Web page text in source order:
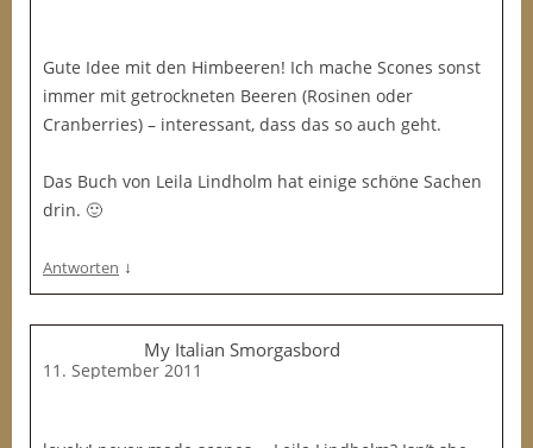
Gute Idee mit den Himbeeren! Ich mache Scones sonst
immer mit getrockneten Beeren (Rosinen oder
Cranberries) – interessant, dass das so auch geht.
Das Buch von Leila Lindholm hat einige schöne Sachen
drin. 🙂
Antworten ↓
My Italian Smorgasbord
11. September 2011